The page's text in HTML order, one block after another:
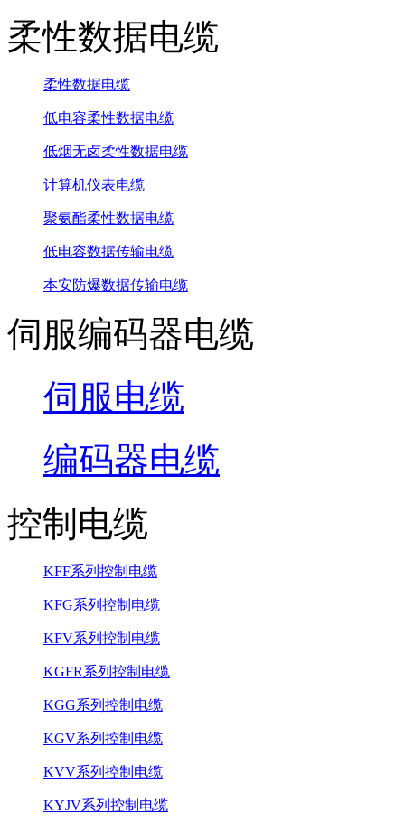
柔性数据电缆
柔性数据电缆
低电容柔性数据电缆
低烟无卤柔性数据电缆
计算机仪表电缆
聚氨酯柔性数据电缆
低电容数据传输电缆
本安防爆数据传输电缆
伺服编码器电缆
伺服电缆
编码器电缆
控制电缆
KFF系列控制电缆
KFG系列控制电缆
KFV系列控制电缆
KGFR系列控制电缆
KGG系列控制电缆
KGV系列控制电缆
KVV系列控制电缆
KYJV系列控制电缆